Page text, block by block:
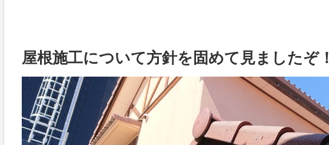
屋根施工について方針を固めて見ましたぞ！